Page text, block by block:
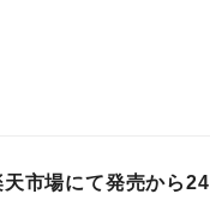
市場にて発売から24